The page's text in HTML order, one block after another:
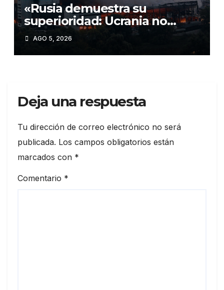
«Rusia demuestra su
superioridad: Ucrania no
interceptó ningún misil en el
último ataque masivo»
AGO 5, 2026
Deja una respuesta
Tu dirección de correo electrónico no será
publicada. Los campos obligatorios están
marcados con *
Comentario *